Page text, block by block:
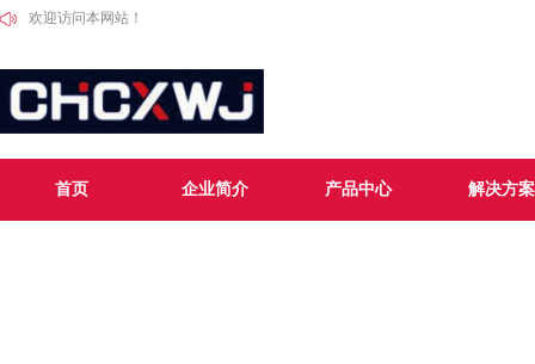
欢迎访问本网站！
首页 企业简介 产品中心 解决方案